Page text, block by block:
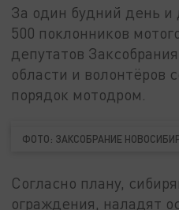
За один будний день и
500 поклонников
депутатов
области и волонтёров
порядок мотодром.
ФОТО: ЗАКСОБРАНИЕ
Согласно плану,
ограждения, наладят